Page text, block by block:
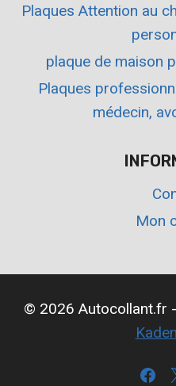
Plaques Attention au
plaque de maison
Plaques
médecin,
Mon
© 2026 Autocollant.fr